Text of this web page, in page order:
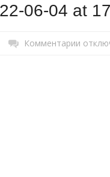
06-04 at
Комментарии к